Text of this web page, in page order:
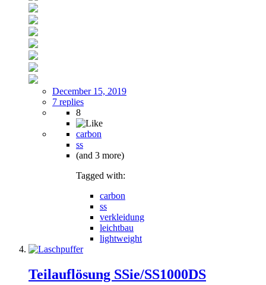
December 15, 2019
7 replies
8
carbon
ss
(and 3 more)
Tagged with:
carbon
ss
verkleidung
leichtbau
lightweight
Teilauflösung SSie/SS1000DS